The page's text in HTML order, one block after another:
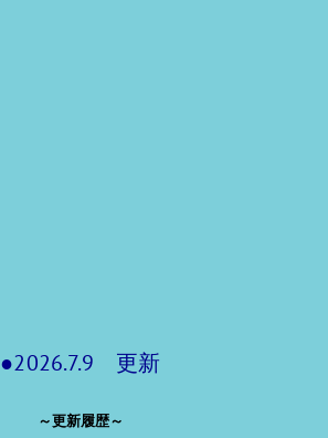
●2026.7.9 更新
～更新履歴～